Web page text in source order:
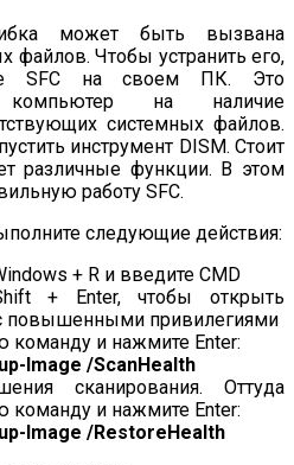
может быть вызвана
файлов. Чтобы устранить его,
SFC на своем ПК. Это
на наличие
системных файлов.
инструмент DISM. Стоит
различные функции. В этом
работу SFC.
следующие действия:
+ R и введите CMD
+ Enter, чтобы открыть
повышенными привилегиями
и нажмите Enter:
Image /ScanHealth
сканирования. Оттуда
и нажмите Enter:
Image /RestoreHealth